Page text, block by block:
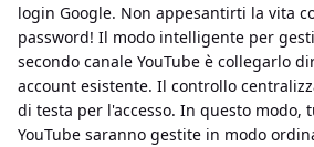
login Google. Non appesantirti la vita
password! Il modo intelligente per
secondo canale YouTube è collegarlo
account esistente. Il controllo
di testa per l'accesso. In questo modo,
YouTube saranno gestite in modo